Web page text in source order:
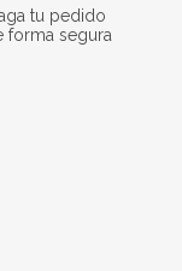
tu pedido
forma segura